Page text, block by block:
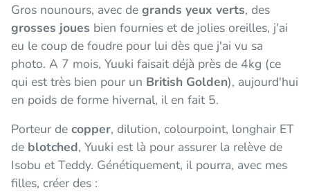
Gros nounours, avec de grands yeux verts, des
grosses joues bien fournies et de jolies oreilles, j'ai
eu le coup de foudre pour lui dès que j'ai vu sa
photo. A 7 mois, Yuuki faisait déjà près de 4kg (ce
qui est très bien pour un British Golden), aujourd'hui
en poids de forme hivernal, il en fait 5.
Porteur de copper, dilution, colourpoint, longhair ET
de blotched, Yuuki est là pour assurer la relève de
Isobu et Teddy. Génétiquement, il pourra, avec mes
filles, créer des :